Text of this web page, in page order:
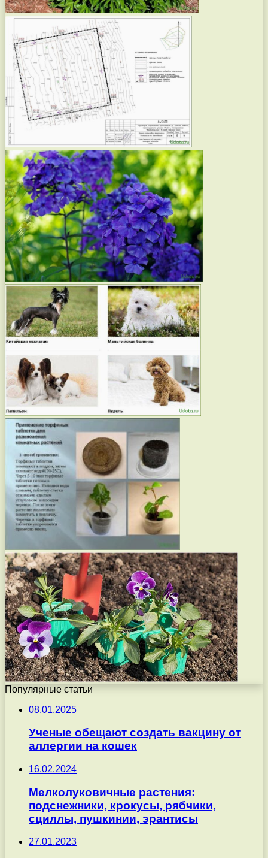
Популярные статьи
08.01.2025
Ученые обещают создать вакцину от
аллергии на кошек
16.02.2024
Мелколуковичные растения:
подснежники, крокусы, рябчики,
сциллы, пушкинии, эрантисы
27.01.2023